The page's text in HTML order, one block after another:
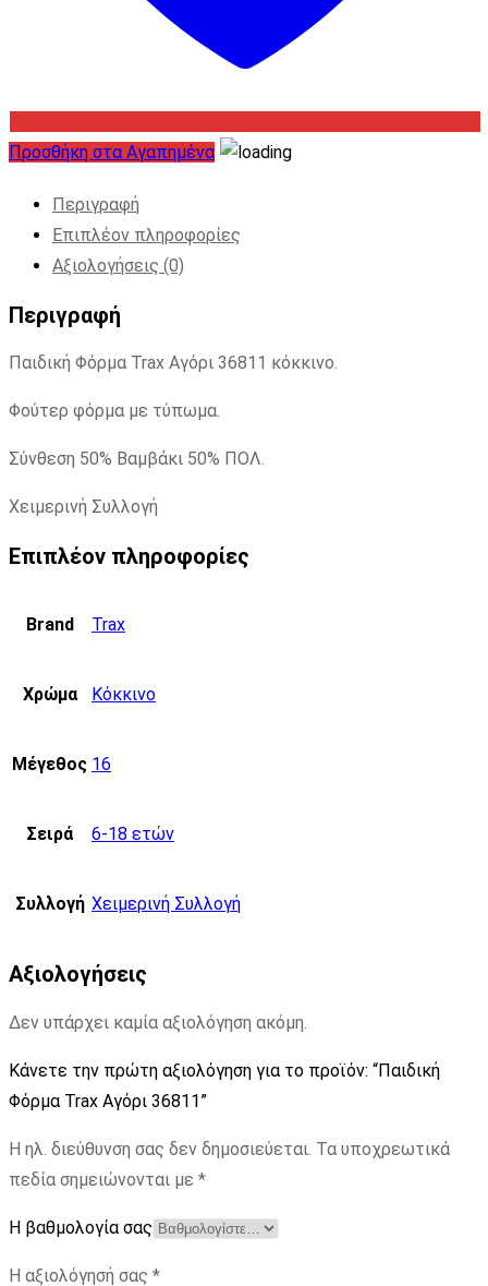
Προσθήκη στα Αγαπημένα
Περιγραφή
Επιπλέον πληροφορίες
Αξιολογήσεις (0)
Περιγραφή
Παιδική Φόρμα Trax Αγόρι 36811 κόκκινο.
Φούτερ φόρμα με τύπωμα.
Σύνθεση 50% Βαμβάκι 50% ΠΟΛ.
Χειμερινή Συλλογή
Επιπλέον πληροφορίες
Brand Trax
Χρώμα Κόκκινο
Μέγεθος 16
Σειρά 6-18 ετών
Συλλογή Χειμερινή Συλλογή
Αξιολογήσεις
Δεν υπάρχει καμία αξιολόγηση ακόμη.
Κάνετε την πρώτη αξιολόγηση για το προϊόν: “Παιδική
Φόρμα Trax Αγόρι 36811”
Η ηλ. διεύθυνση σας δεν δημοσιεύεται. Τα υποχρεωτικά
πεδία σημειώνονται με *
Η βαθμολογία σας
Η αξιολόγησή σας *